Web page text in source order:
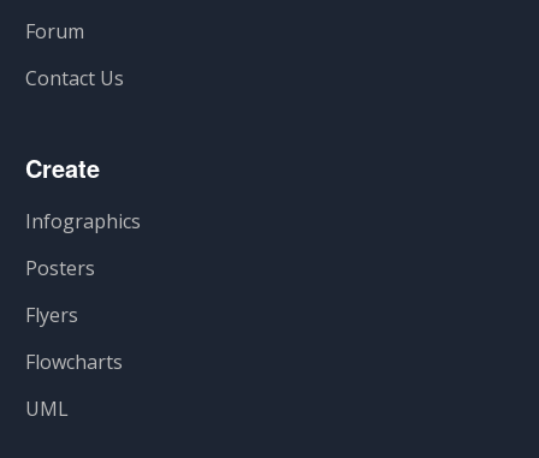
Forum
Contact Us
Create
Infographics
Posters
Flyers
Flowcharts
UML